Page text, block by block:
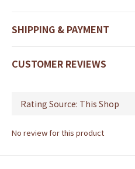
SHIPPING & PAYMENT
CUSTOMER REVIEWS
No review for this product